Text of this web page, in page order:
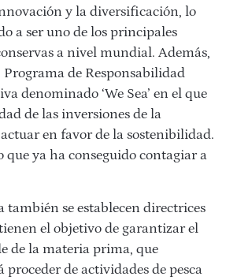
y la diversificación, lo
a ser uno de los principales
a nivel mundial. Además,
de Responsabilidad
denominado ‘We Sea’ en el que
de las inversiones de la
en favor de la sostenibilidad.
ya ha conseguido contagiar a
también se establecen directrices
el objetivo de garantizar el
de la materia prima, que
proceder de actividades de pesca